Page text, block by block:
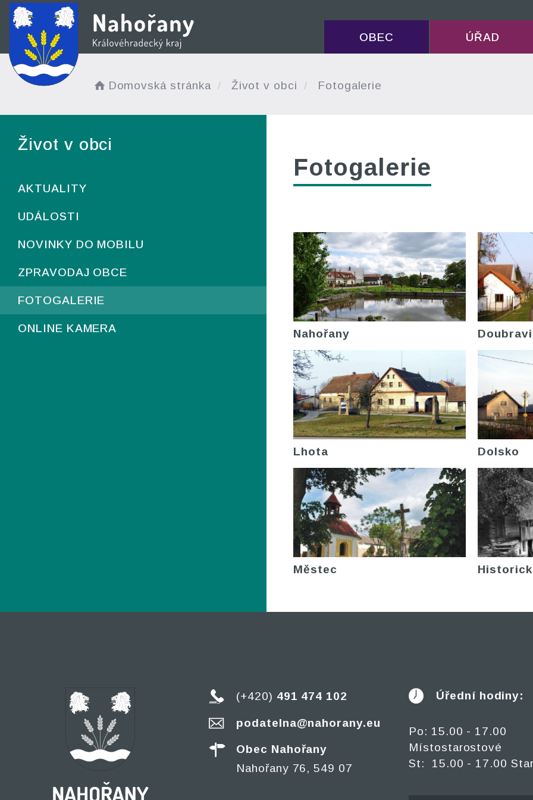
OBEC ÚŘAD
Domovská stránka Život v obci Fotogalerie
Život v obci
AKTUALITY
UDÁLOSTI
NOVINKY DO MOBILU
ZPRAVODAJ OBCE
FOTOGALERIE
ONLINE KAMERA
Fotogalerie
Nahořany
Lhota Dolsko
Městec
(+420) 491 474 102
podatelna@nahorany.eu
Obec Nahořany
Nahořany 76, 549 07
Úřední hodiny:
Po: 15.00 - 17.00
Místostarostové
St: 15.00 - 17.00